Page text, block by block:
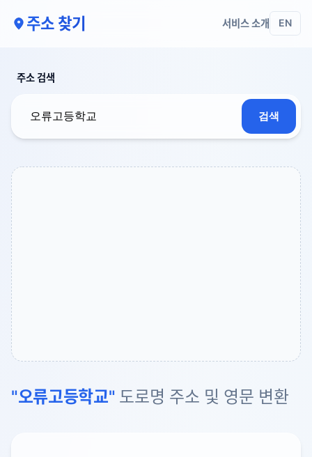
주소 찾기 서비스 소개 EN
주소 검색
검색
"오류고등학교" 도로명 주소 및 영문 변환